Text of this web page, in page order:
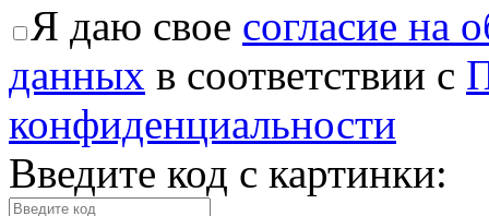
Я даю свое согласие на
данных в соответствии с
конфиденциальности
Введите код с картинки: